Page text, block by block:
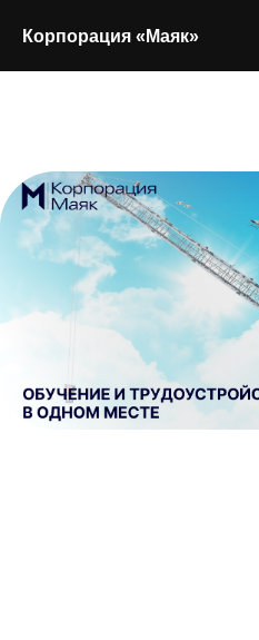
Корпорация «Маяк»